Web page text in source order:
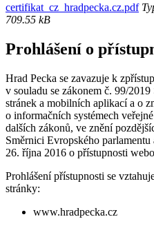
certifikat_cz_hradpecka.cz.pdf
709.55 kB
Prohlášení o
Hrad Pecka se zavazuje k
v souladu se zákonem č. 99/
stránek a mobilních aplikací a o
o informačních systémech
dalších zákonů, ve znění
Směrnici Evropského
26. října 2016 o přístupnosti
Prohlášení přístupnosti se
stránky:
www.hradpecka.cz